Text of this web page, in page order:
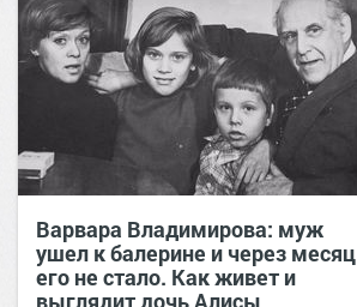
Варвара Владимирова: муж
ушел к балерине и через месяц
его не стало. Как живет и
выглядит дочь Алисы